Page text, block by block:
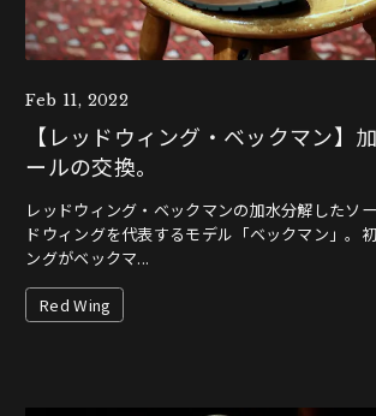
Feb 11, 2022
【レッドウィング・ベックマン】
ールの交換。
レッドウィング・ベックマンの加水分解したソ
ドウィングを代表するモデル「ベックマン」。
ングがベックマ...
Red Wing